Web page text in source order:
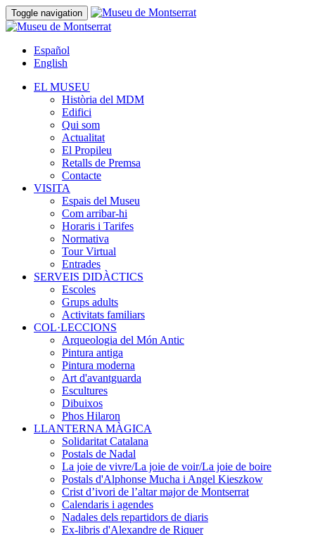
Toggle navigation
Español
English
EL MUSEU
Història del MDM
Edifici
Qui som
Actualitat
El Propileu
Retalls de Premsa
Contacte
VISITA
Espais del Museu
Com arribar-hi
Horaris i Tarifes
Normativa
Tour Virtual
Entrades
SERVEIS DIDÀCTICS
Escoles
Grups adults
Activitats familiars
COL·LECCIONS
Arqueologia del Món Antic
Pintura antiga
Pintura moderna
Art d'avantguarda
Escultures
Dibuixos
Phos Hilaron
LLANTERNA MÀGICA
Solidaritat Catalana
Postals de Nadal
La joie de vivre/La joie de voir/La joie de boire
Postals d'Alphonse Mucha i Angel Kieszkow
Crist d’ivori de l’altar major de Montserrat
Calendaris i agendes
Nadales dels repartidors de diaris
Ex-libris d'Alexandre de Riquer